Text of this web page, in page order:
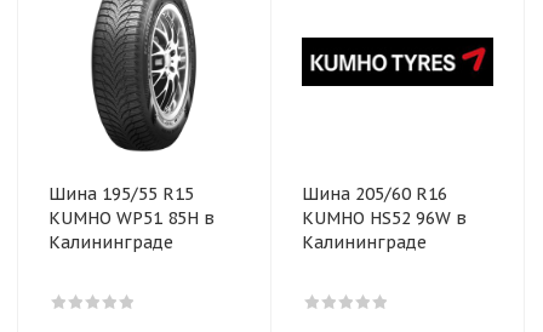
Шина 195/55 R15
KUMHO WP51 85H в
Калининграде
Шина 205/60 R16
KUMHO HS52 96W в
Калининграде